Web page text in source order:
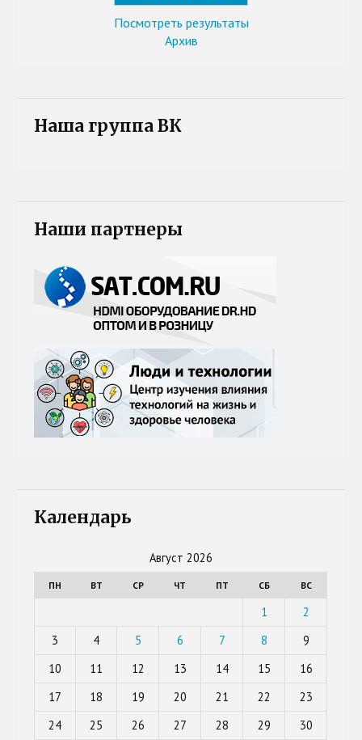
Посмотреть результаты
Архив
Наша группа ВК
Наши партнеры
Календарь
Август 2026
ПН ВТ СР ЧТ ПТ СБ ВС
1
2
3
4 5 6 7 8
9
10
11 12 13 14 15
16
17
18 19 20 21 22
23
24
25 26 27 28 29
30